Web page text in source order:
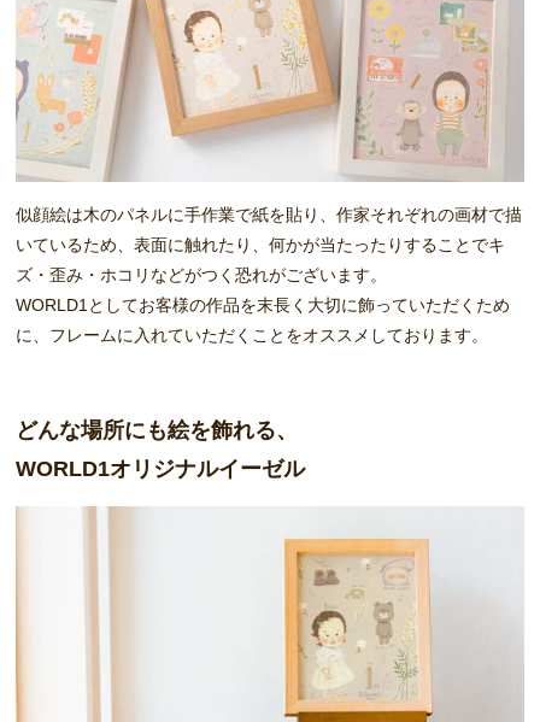
似顔絵は木のパネルに手作業で紙を貼り、作家それぞれの画材で描
いているため、表面に触れたり、何かが当たったりすることでキ
ズ・歪み・ホコリなどがつく恐れがございます。
WORLD1としてお客様の作品を末長く大切に飾っていただくため
に、フレームに入れていただくことをオススメしております。
どんな場所にも絵を飾れる、
WORLD1オリジナルイーゼル